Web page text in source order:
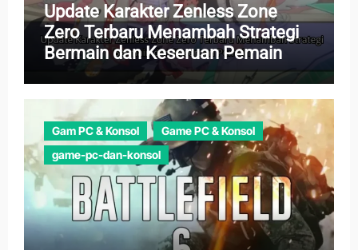
Update Karakter Zenless Zone
Zero Terbaru Menambah Strategi
Bermain dan Keseruan Pemain
Gam PC & Konsol
Game PC & Konsol
game-pc-dan-konsol